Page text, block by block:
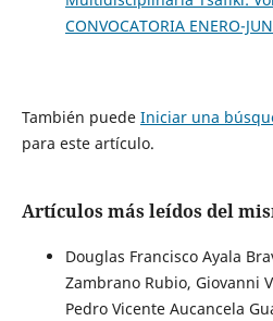
CONVOCATORIA ENERO-
También puede Iniciar una
para este artículo.
Artículos más leídos del
Douglas Francisco Ayala
Zambrano Rubio, Giovanni
Pedro Vicente Aucancela